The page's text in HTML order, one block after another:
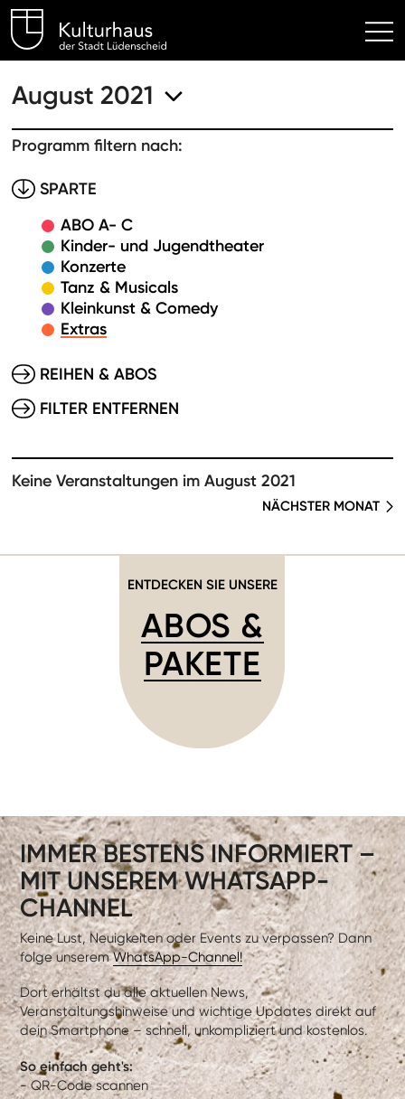
Kulturhaus Lüdenscheid
August 2021
Programm filtern nach:
SPARTE
ABO A- C
Kinder- und Jugendtheater
Konzerte
Tanz & Musicals
Kleinkunst & Comedy
Extras
REIHEN & ABOS
FILTER ENTFERNEN
Keine Veranstaltungen im August 2021
NÄCHSTER MONAT
ENTDECKEN SIE UNSERE
ABOS &
PAKETE
IMMER BESTENS INFORMIERT –
MIT UNSEREM WHATSAPP-
CHANNEL
Keine Lust, Neuigkeiten oder Events zu verpassen? Dann
folge unseremWhatsApp-Channel!
Dort erhältst du alle aktuellen News,
Veranstaltungshinweise und wichtige Updates direkt auf
dein Smartphone – schnell, unkompliziert und kostenlos.
So einfach geht's:
- QR-Code scannen